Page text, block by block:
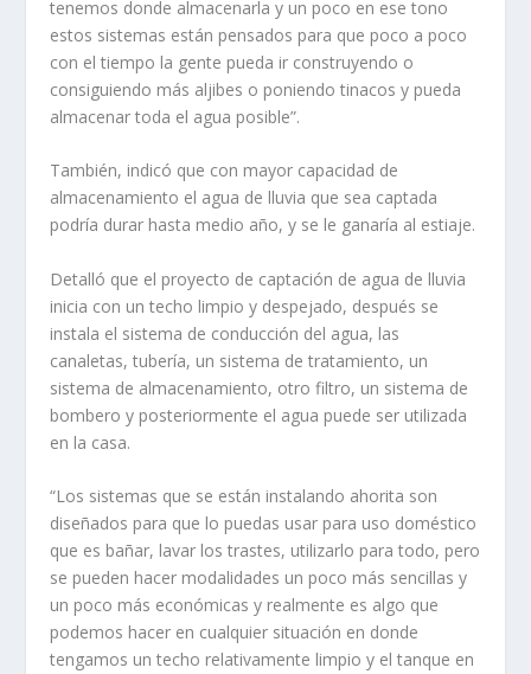
tenemos donde almacenarla y un poco en ese tono
estos sistemas están pensados para que poco a poco
con el tiempo la gente pueda ir construyendo o
consiguiendo más aljibes o poniendo tinacos y pueda
almacenar toda el agua posible”.
También, indicó que con mayor capacidad de
almacenamiento el agua de lluvia que sea captada
podría durar hasta medio año, y se le ganaría al estiaje.
Detalló que el proyecto de captación de agua de lluvia
inicia con un techo limpio y despejado, después se
instala el sistema de conducción del agua, las
canaletas, tubería, un sistema de tratamiento, un
sistema de almacenamiento, otro filtro, un sistema de
bombero y posteriormente el agua puede ser utilizada
en la casa.
“Los sistemas que se están instalando ahorita son
diseñados para que lo puedas usar para uso doméstico
que es bañar, lavar los trastes, utilizarlo para todo, pero
se pueden hacer modalidades un poco más sencillas y
un poco más económicas y realmente es algo que
podemos hacer en cualquier situación en donde
tengamos un techo relativamente limpio y el tanque en